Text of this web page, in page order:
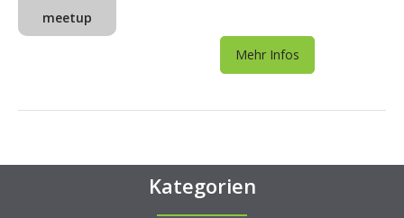
meetup
Mehr Infos
Kategorien